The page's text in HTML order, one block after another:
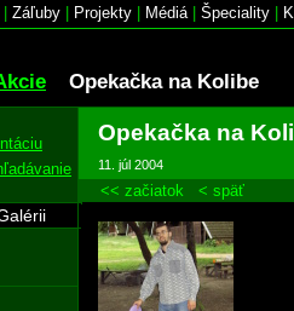
Záľuby Projekty Médiá| Špeciality
Opekačka na Kolibe
Opekačka na
11. júl 2004
<< začiatok < späť